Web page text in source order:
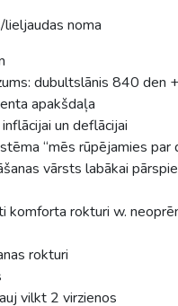
noma
dubultslānis 840 den
apakšdaļa
un deflācijai
“mēs rūpējamies par
vārsts labākai
komforta rokturi w.
rokturi
vilkt 2 virzienos